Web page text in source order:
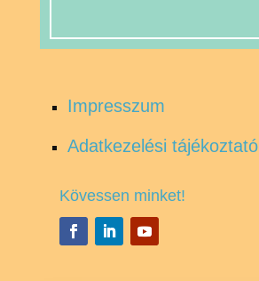
Impresszum
Adatkezelési tájékoztató
Kövessen minket!